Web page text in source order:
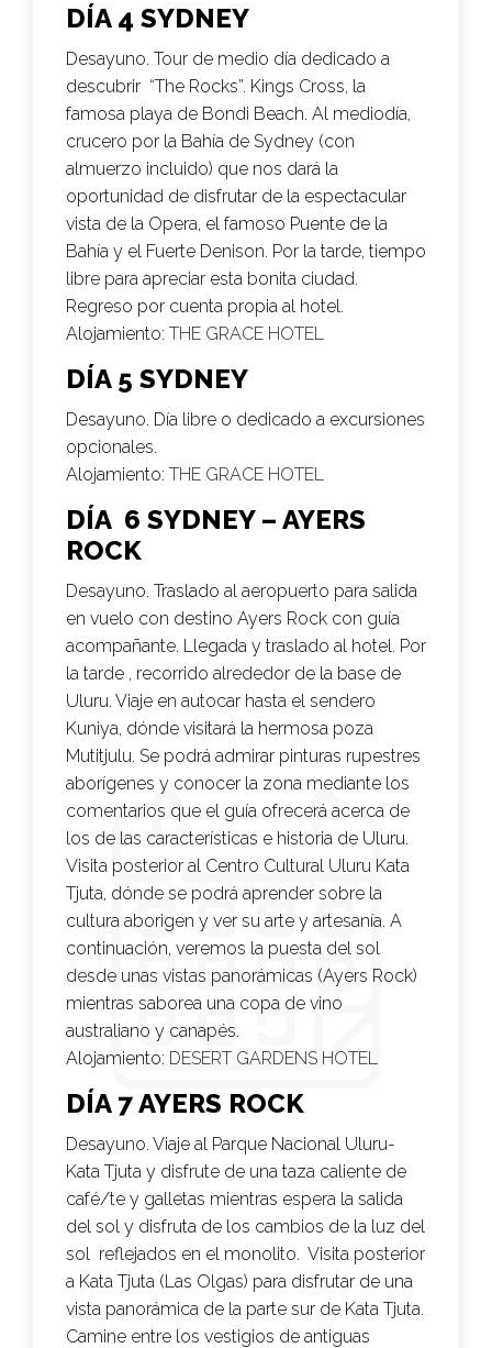
DÍA 4 SYDNEY
Desayuno. Tour de medio día dedicado a
descubrir “The Rocks”. Kings Cross, la
famosa playa de Bondi Beach. Al mediodía,
crucero por la Bahía de Sydney (con
almuerzo incluido) que nos dará la
oportunidad de disfrutar de la espectacular
vista de la Opera, el famoso Puente de la
Bahía y el Fuerte Denison. Por la tarde, tiempo
libre para apreciar esta bonita ciudad.
Regreso por cuenta propia al hotel.
Alojamiento: THE GRACE HOTEL
DÍA 5 SYDNEY
Desayuno. Día libre o dedicado a excursiones
opcionales.
Alojamiento: THE GRACE HOTEL
DÍA 6 SYDNEY – AYERS
ROCK
Desayuno. Traslado al aeropuerto para salida
en vuelo con destino Ayers Rock con guía
acompañante. Llegada y traslado al hotel. Por
la tarde , recorrido alrededor de la base de
Uluru. Viaje en autocar hasta el sendero
Kuniya, dónde visitará la hermosa poza
Mutitjulu. Se podrá admirar pinturas rupestres
aborígenes y conocer la zona mediante los
comentarios que el guía ofrecerá acerca de
los de las características e historia de Uluru.
Visita posterior al Centro Cultural Uluru Kata
Tjuta, dónde se podrá aprender sobre la
cultura aborigen y ver su arte y artesanía. A
continuación, veremos la puesta del sol
desde unas vistas panorámicas (Ayers Rock)
mientras saborea una copa de vino
australiano y canapés.
Alojamiento: DESERT GARDENS HOTEL
DÍA 7 AYERS ROCK
Desayuno. Viaje al Parque Nacional Uluru-
Kata Tjuta y disfrute de una taza caliente de
café/te y galletas mientras espera la salida
del sol y disfruta de los cambios de la luz del
sol reflejados en el monolito. Visita posterior
a Kata Tjuta (Las Olgas) para disfrutar de una
vista panorámica de la parte sur de Kata Tjuta.
Camine entre los vestigios de antiguas